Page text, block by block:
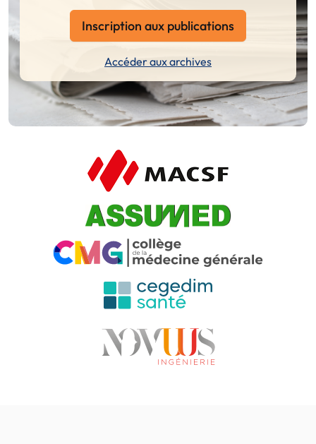
Inscription aux publications
Accéder aux archives